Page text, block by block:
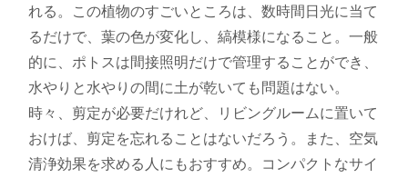
れる。この植物のすごいところは、数時間日光に当て
るだけで、葉の色が変化し、縞模様になること。一般
的に、ポトスは間接照明だけで管理することができ、
水やりと水やりの間に土が乾いても問題はない。
時々、剪定が必要だけれど、リビングルームに置いて
おけば、剪定を忘れることはないだろう。また、空気
清浄効果を求める人にもおすすめ。コンパクトなサイ